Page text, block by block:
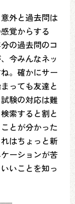
外と過去問は
覚からする
の過去問のコ
今みんなネッ
。確かにサー
っても友達と
験の対応は難
索すると割と
とが分かった
はちょっと新
ーションが苦
いことを知っ